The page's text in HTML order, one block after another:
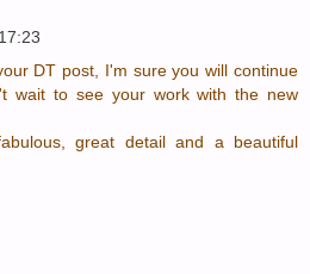
DT post, I'm sure you will continue
wait to see your work with the new
great detail and a beautiful